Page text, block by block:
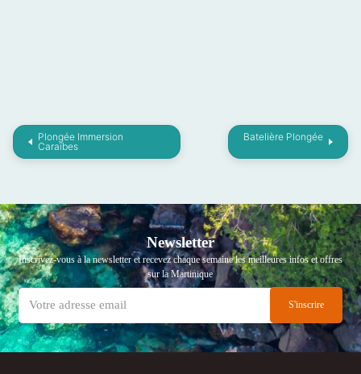
Plongée Immersion
Caraïbes
Batelière Plongée
Newsletter
Inscrivez-vous à la newsletter et recevez chaque semaine les meilleures infos et offres
sur la Martinique